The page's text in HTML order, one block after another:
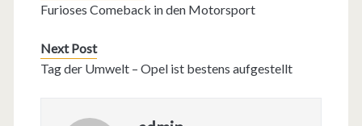
Furioses Comeback in den Motorsport
Next Post
Tag der Umwelt – Opel ist bestens aufgestellt